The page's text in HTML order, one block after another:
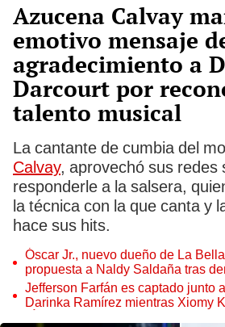
Azucena Calvay
emotivo mensaje
agradecimiento a
Darcourt por
talento musical
La cantante de cumbia del
Calvay, aprovechó sus redes
responderle a la salsera,
la técnica con la que canta y
hace sus hits.
Óscar Jr., nuevo dueño de La
propuesta a Naldy Saldaña tras
tocamientos
Jefferson Farfán es captado junto
Darinka Ramírez mientras Xiomy